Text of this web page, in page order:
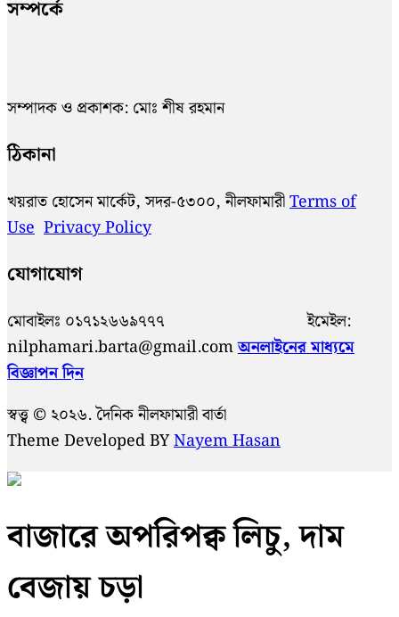
সম্পর্কে
সম্পাদক ও প্রকাশক: মোঃ শীষ রহমান
ঠিকানা
খয়রাত হোসেন মার্কেট, সদর-৫৩০০, নীলফামারীTerms of
Use Privacy Policy
যোগাযোগ
মোবাইলঃ ০১৭১২৬৬৯৭৭৭ ইমেইল:
nilphamari.barta@gmail.comঅনলাইনের মাধ্যমে
বিজ্ঞাপন দিন
স্বত্ত্ব © ২০২৬. দৈনিক নীলফামারী বার্তা
Theme Developed BYNayem Hasan
বাজারে অপরিপক্ব লিচু, দাম
বেজায় চড়া